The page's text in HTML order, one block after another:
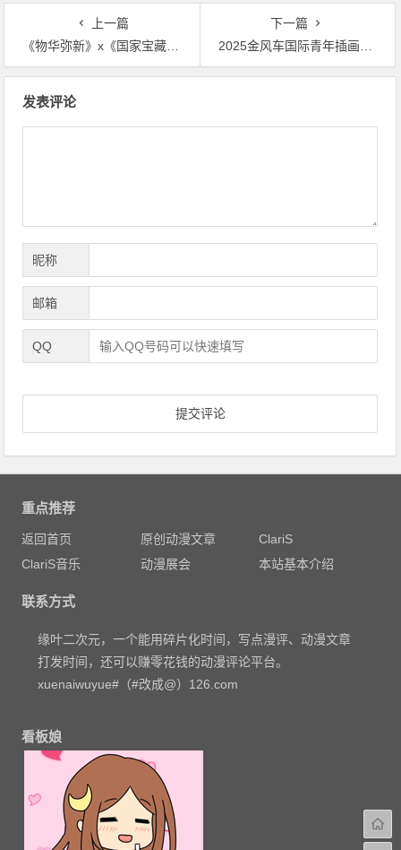
上一篇
《物华弥新》x《国家宝藏》新春正式联动 共绘文化创新传承新蓝图！
下一篇
2025金风车国际青年插画家大赛全球招募，赛制升级，开启国际交流与商业新机遇！
发表评论
昵称
邮箱
QQ
重点推荐
返回首页 原创动漫文章
ClariS
ClariS音乐
动漫展会 本站基本介绍
联系方式
缘叶二次元，一个能用碎片化时间，写点漫评、动漫文章
打发时间，还可以赚零花钱的动漫评论平台。
xuenaiwuyue#（#改成@）126.com
看板娘